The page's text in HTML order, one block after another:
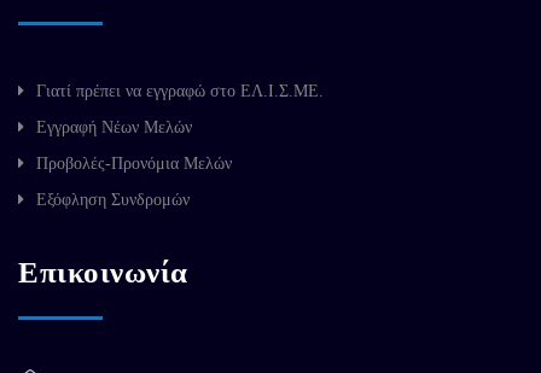
Γιατί πρέπει να εγγραφώ στο ΕΛ.Ι.Σ.ΜΕ.
Εγγραφή Νέων Μελών
Προβολές-Προνόμια Μελών
Εξόφληση Συνδρομών
Επικοινωνία